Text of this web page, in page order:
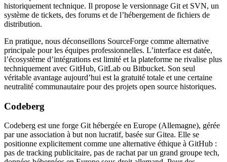
historiquement technique. Il propose le versionnage Git et SVN, un
système de tickets, des forums et de l’hébergement de fichiers de
distribution.
En pratique, nous déconseillons SourceForge comme alternative
principale pour les équipes professionnelles. L’interface est datée,
l’écosystème d’intégrations est limité et la plateforme ne rivalise plus
techniquement avec GitHub, GitLab ou Bitbucket. Son seul
véritable avantage aujourd’hui est la gratuité totale et une certaine
neutralité communautaire pour des projets open source historiques.
Codeberg
Codeberg est une forge Git hébergée en Europe (Allemagne), gérée
par une association à but non lucratif, basée sur Gitea. Elle se
positionne explicitement comme une alternative éthique à GitHub :
pas de tracking publicitaire, pas de rachat par un grand groupe tech,